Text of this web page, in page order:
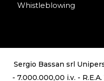
Whistleblowing
Sergio Bassan srl
- 7.000.000,00 i.v. -